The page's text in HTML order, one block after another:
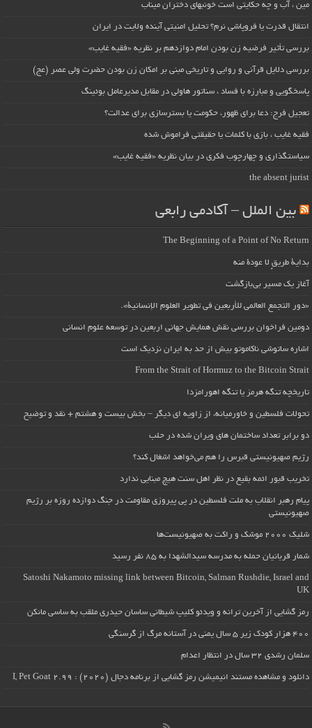
مین ، آب و چه حکایتی است خونبهای دختران میناب
انتقال قدرت یا فروپاشی نرم؟ تحلیل امنیتی آینده ولایت در ایران
بررسی تأثیر فرضیه زن بودن امام دوازدهم بر نظریه «فقیه غایب»
بررسی دلایل قرآنی و روایی و تاریخی مبنی بر امکان زن بودن حضرت ولی عصر (عج)
پاسخگویی و مبارزه با فساد ، سناتور هاولی در مقابل مدیرعامل بوئینگ
تعجیل فرج: دعا برای ظهور، حکومت یا بسترسازی برای عدالت؟
فقیه غایب ، بازی با کلمات یا حقیقتی فراموش شده
سیاستگذاری و چهارچوب فکری در بیان نظریه «فقیه غایب»
the absent jurist
بین الملل – آکادمی رابعی
The Beginning of a Point of No Return
بداية طريقٍ لا عودة منه
آغاز یک مسیر بی‌بازگشت
«دور التجمع العالمي للأربعين في تطوير العلوم الإنسانية».
دومین فراخوان بررسی نقش همایش جهانی اربعین در توسعه علوم انسانی
اشاره ساتوشی ناکاموتو بیش از حد به ایران نزدیک است
From the Strait of Hormuz to the Bitcoin Strait
تاریخچه تنگه هرمز یا تنگه اهورامزدا
تحولات فلسطین و خاورمیانه، از زاویه ای دیگر – بخش بیست و هشتم + نقد و توضیح
دو برابر تعداد ساختمان های ویران شده در حلب
رژیم صهیونیستی قبرس را هم می‌خواهد اشغال کند؟
تخریب قبور ائمه بقیع در نظر اهل سنت هیچ مبنایی ندارد
پیام رهبر انقلاب به ملت فلسطین در پی پیروزی مقاومت در جنگ دوازده روزه بر رژیم
صهیونیستی
شلیک ۲۰۰۰ موشک و راکت به صهیونیست‌ها
شمار قربانیان حمله به مدرسه سیدالشهدا به ۸۵ نفر رسید
Satoshi Nakamoto missing link between Bitcoin, Salman Rushdie, Israel and
UK
رمز گشایی از آخرین ترانه و ویدئو کلیپ شیطانی ساسان حیدری ملقب به ساسی مانکن
۴۰۰ هزار کودک زیر ۵ سال یمنی در آستانه مرگ از گرسنگی
سلمان رشدی ۳۲ سال در انتظار اعدام
دانلود و مشاهده مستند انیمیشن رمز گشایی از برنامه دجال (۲۰۲۰) : I, Pet Goat 2.99